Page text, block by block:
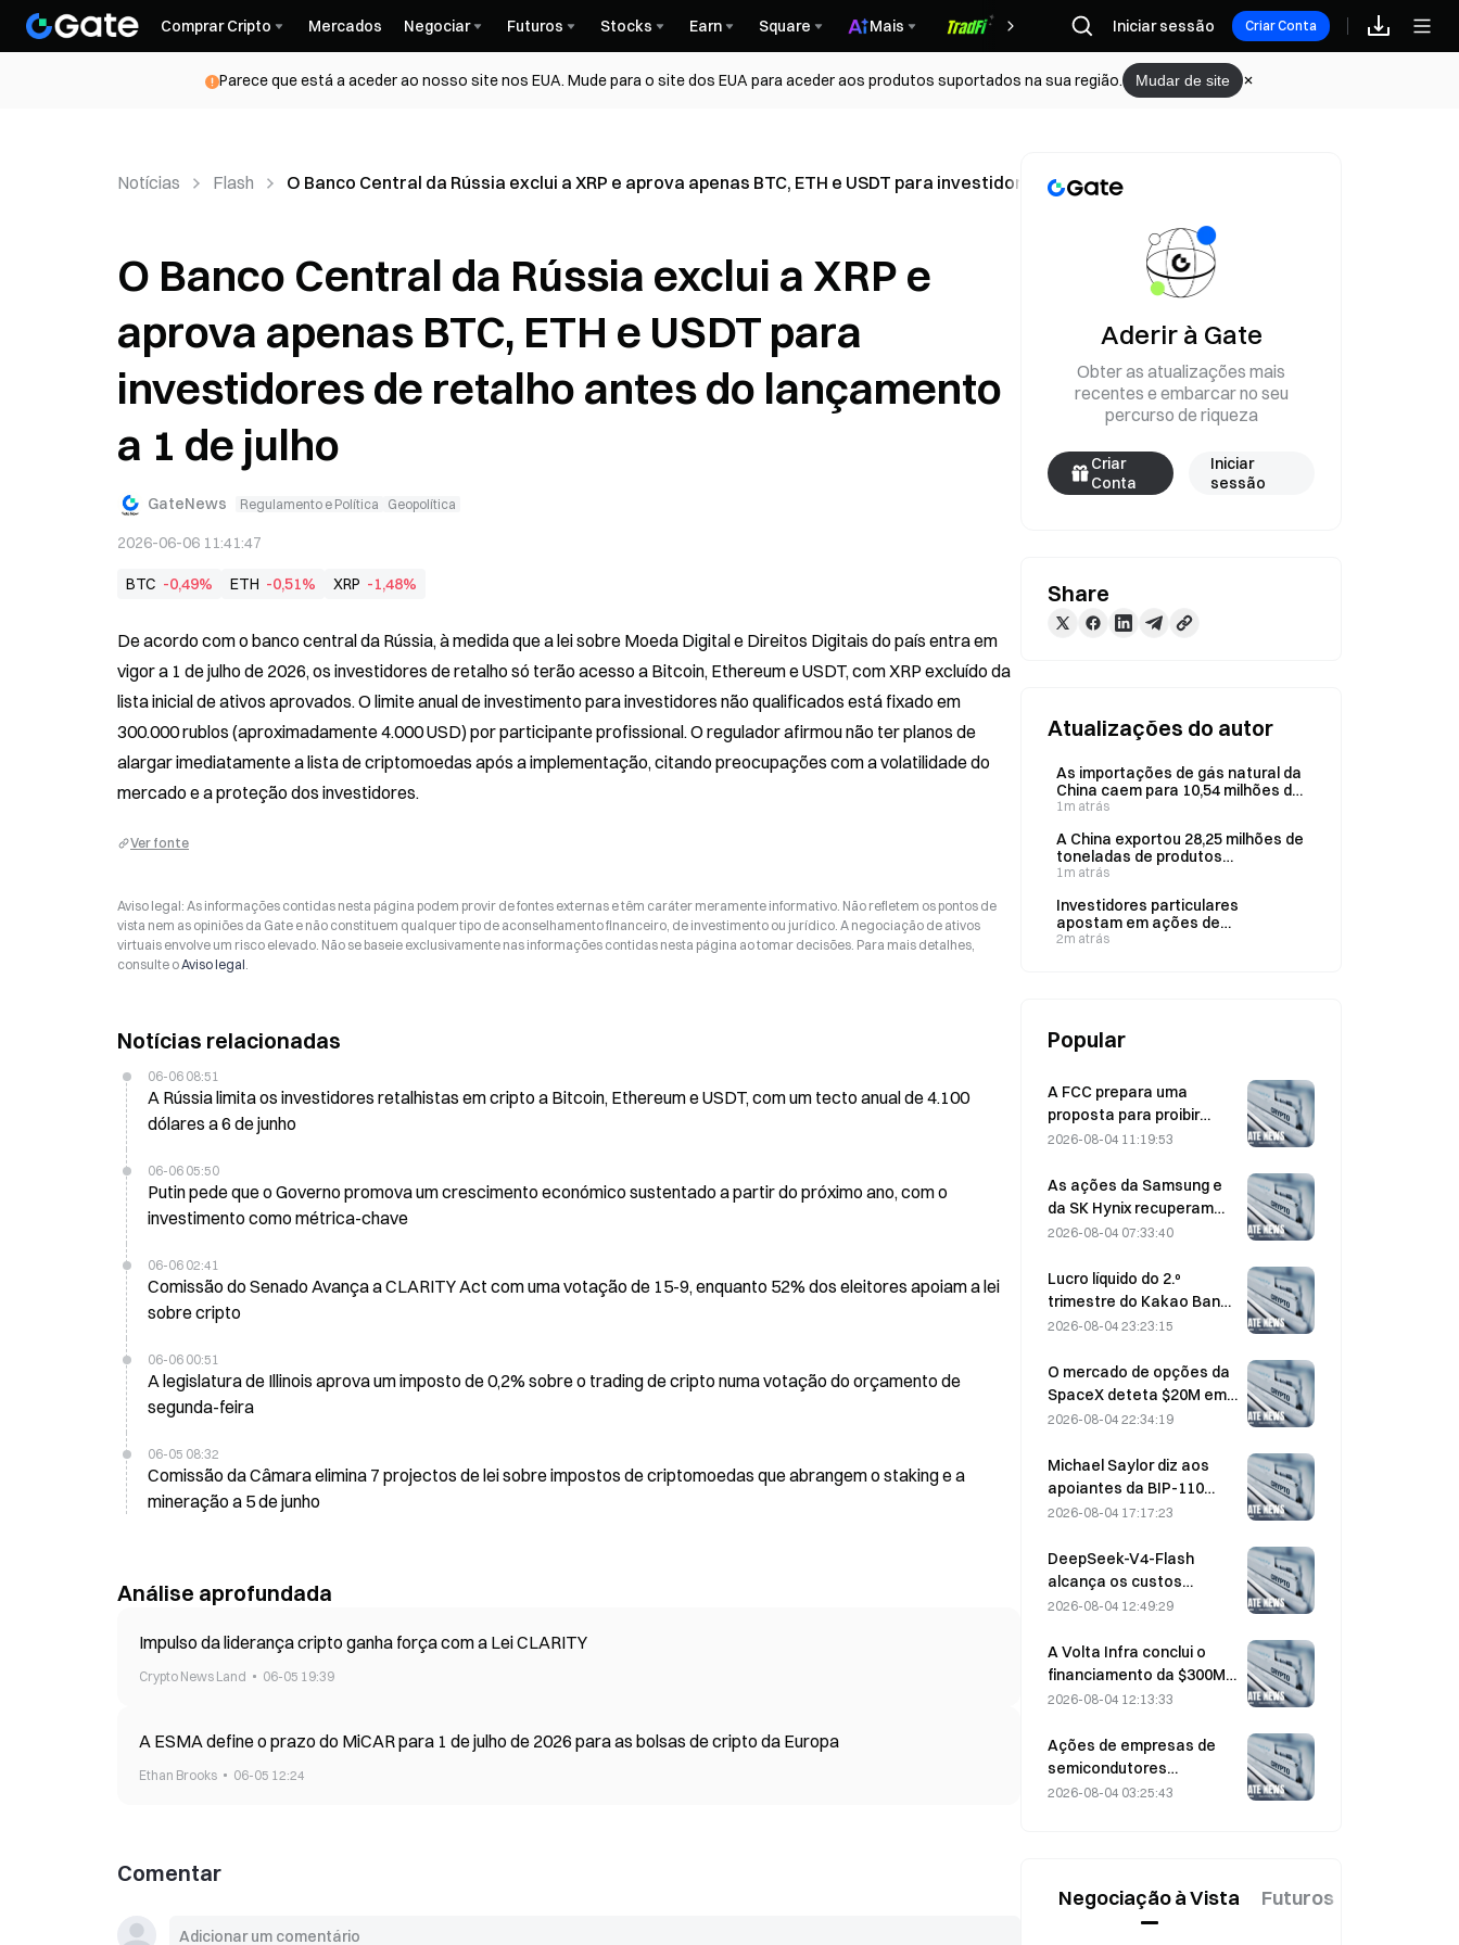
Comprar Cripto Mercados Negociar Futuros Stocks Earn Square Mais Recompensas
Iniciar sessão Criar Conta
Parece que está a aceder ao nosso site nos EUA. Mude para o site dos EUA para aceder aos produtos suportados na sua região. Mudar de site
Notícias Flash O Banco Central da Rússia exclui a XRP e aprova apenas BTC, ETH e USDT para investidores de retalho antes do lançamento a 1 de julho
O Banco Central da Rússia exclui a XRP e
aprova apenas BTC, ETH e USDT para
investidores de retalho antes do lançamento
a 1 de julho
GateNews Regulamento e Política Geopolítica
2026-06-06 11:41:47
BTC -0,49% ETH -0,51% XRP -1,48%
De acordo com o banco central da Rússia, à medida que a lei sobre Moeda Digital e Direitos Digitais do país entra em
vigor a 1 de julho de 2026, os investidores de retalho só terão acesso a Bitcoin, Ethereum e USDT, com XRP excluído da
lista inicial de ativos aprovados. O limite anual de investimento para investidores não qualificados está fixado em
300.000 rublos (aproximadamente 4.000 USD) por participante profissional. O regulador afirmou não ter planos de
alargar imediatamente a lista de criptomoedas após a implementação, citando preocupações com a volatilidade do
mercado e a proteção dos investidores.
Ver fonte
Aviso legal: As informações contidas nesta página podem provir de fontes externas e têm caráter meramente informativo. Não refletem os pontos de
vista nem as opiniões da Gate e não constituem qualquer tipo de aconselhamento financeiro, de investimento ou jurídico. A negociação de ativos
virtuais envolve um risco elevado. Não se baseie exclusivamente nas informações contidas nesta página ao tomar decisões. Para mais detalhes,
consulte oAviso legal.
Notícias relacionadas
06-06 08:51
A Rússia limita os investidores retalhistas em cripto a Bitcoin, Ethereum e USDT, com um tecto anual de 4.100
dólares a 6 de junho
06-06 05:50
Putin pede que o Governo promova um crescimento económico sustentado a partir do próximo ano, com o
investimento como métrica-chave
06-06 02:41
Comissão do Senado Avança a CLARITY Act com uma votação de 15-9, enquanto 52% dos eleitores apoiam a lei
sobre cripto
06-06 00:51
A legislatura de Illinois aprova um imposto de 0,2% sobre o trading de cripto numa votação do orçamento de
segunda-feira
06-05 08:32
Comissão da Câmara elimina 7 projectos de lei sobre impostos de criptomoedas que abrangem o staking e a
mineração a 5 de junho
Análise aprofundada
Impulso da liderança cripto ganha força com a Lei CLARITY
Crypto News Land 06-05 19:39
A ESMA define o prazo do MiCAR para 1 de julho de 2026 para as bolsas de cripto da Europa
Ethan Brooks 06-05 12:24
Comentar
Aderir à Gate
Obter as atualizações mais
recentes e embarcar no seu
percurso de riqueza
Criar
Conta
Iniciar
sessão
Share
Atualizações do autor
As importações de gás natural da
China caem para 10,54 milhões de
toneladas em julho, face a 10,93
1m atrás
A China exportou 28,25 milhões de
toneladas de produtos
petrolíferos refinados nos
1m atrás
Investidores particulares
apostam em ações de
semicondutores, enquanto as
2m atrás
Popular
A FCC prepara uma
proposta para proibir
módulos ópticos chineses
dados; a Xinyuan enfrenta
um impacto de 27% na
quota de mercado
2026-08-04 11:19:53
As ações da Samsung e
da SK Hynix recuperam
das perdas de 5% graças
investidores particulares
2026-08-04 07:33:40
Lucro líquido do 2.º
trimestre do Kakao Bank
cresce 11,5%; resultados
máximo histórico
2026-08-04 23:23:15
O mercado de opções da
SpaceX deteta $20M em
misteriosas posições de
preço de exercício de 330
dólares antes do
vencimento de sexta-
2026-08-04 22:34:19
Michael Saylor diz aos
apoiantes da BIP-110
para «recuarem»
mineradores estagna nos
2,70%
2026-08-04 17:17:23
DeepSeek-V4-Flash
alcança os custos
operacionais mais baixos
modelos de IA nos testes
comparativos mais
recentes
2026-08-04 12:49:29
A Volta Infra conclui o
financiamento da $300M
Série A, com uma
milhões de dólares,
liderado pela a16z e pela
Altimeter
2026-08-04 12:13:33
Ações de empresas de
semicondutores
recuperam após a onda
Western Digital e da
SanDisk em foco
2026-08-04 03:25:43
Negociação à Vista Futuros